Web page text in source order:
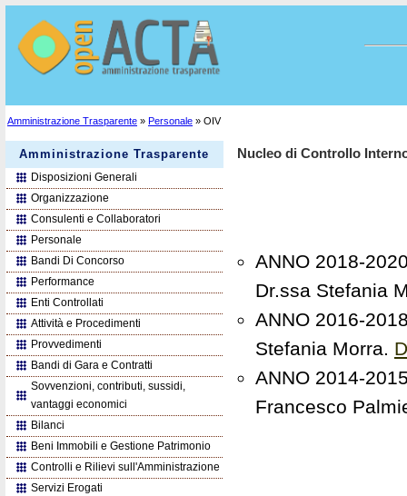
Amministrazione Trasparente » Personale » OIV
Nucleo di Controllo
ANNO 2018-
Dr.ssa Stefania
ANNO 2016-
Stefania Morra.
ANNO 2014-
Francesco
Amministrazione Trasparente
Disposizioni Generali
Organizzazione
Consulenti e Collaboratori
Personale
Bandi Di Concorso
Performance
Enti Controllati
Attività e Procedimenti
Provvedimenti
Bandi di Gara e Contratti
Sovvenzioni, contributi, sussidi,
vantaggi economici
Bilanci
Beni Immobili e Gestione Patrimonio
Controlli e Rilievi sull'Amministrazione
Servizi Erogati